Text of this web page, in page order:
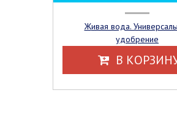
Живая вода. Универсальное
удобрение
В